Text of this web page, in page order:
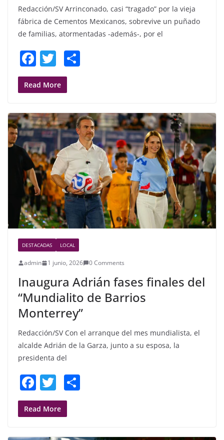
Redacción/SV Arrinconado, casi “tragado” por la vieja
fábrica de Cementos Mexicanos, sobrevive un puñado
de familias, atormentadas -además-, por el
F
a
c
b
o
o
k
T
w
itt
Read More
DESTACADAS LOCAL
admin 1 junio, 2026 0 Comments
Inaugura Adrián fases finales del
“Mundialito de Barrios
Monterrey”
Redacción/SV Con el arranque del mes mundialista, el
alcalde Adrián de la Garza, junto a su esposa, la
presidenta del
F
a
c
T
w
itt
Read More